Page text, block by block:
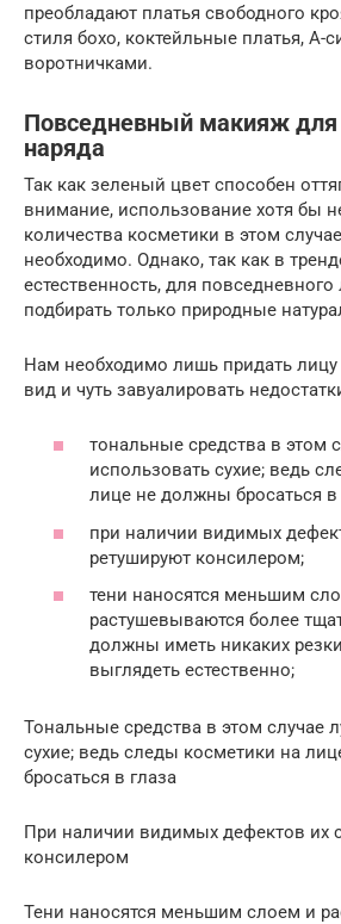
преобладают платья свободного
стиля бохо, коктейльные платья, А-
воротничками.
Повседневный макияж для
наряда
Так как зеленый цвет способен
внимание, использование хотя бы
количества косметики в этом
необходимо. Однако, так как в
естественность, для повседневного
подбирать только природные
Нам необходимо лишь придать
вид и чуть завуалировать
тональные средства в этом
использовать сухие; ведь
лице не должны бросаться в
при наличии видимых
ретушируют консилером;
тени наносятся меньшим
растушевываются более
должны иметь никаких
выглядеть естественно;
Тональные средства в этом случае
сухие; ведь следы косметики на
бросаться в глаза
При наличии видимых дефектов их
консилером
Тени наносятся меньшим слоем и